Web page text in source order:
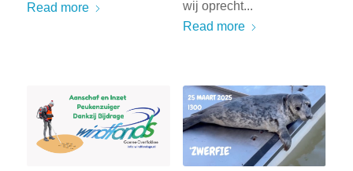
Read more
wij oprecht...
Read more